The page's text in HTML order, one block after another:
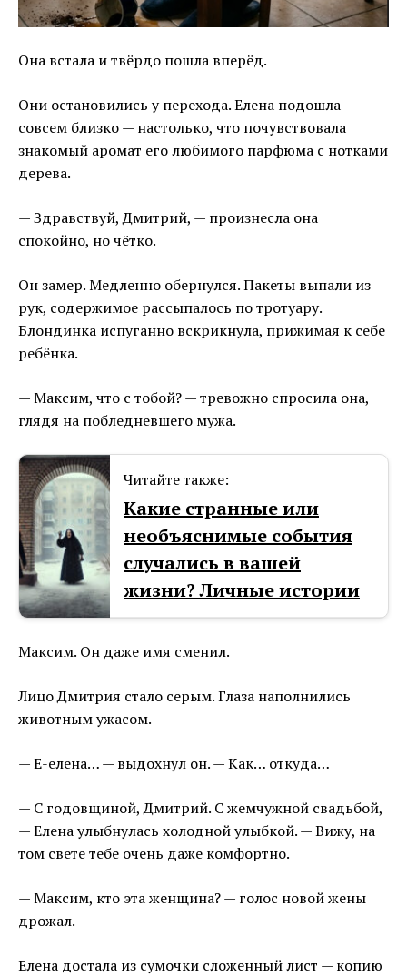
Она встала и твёрдо пошла вперёд.
Они остановились у перехода. Елена подошла
совсем близко — настолько, что почувствовала
знакомый аромат его любимого парфюма с нотками
дерева.
— Здравствуй, Дмитрий, — произнесла она
спокойно, но чётко.
Он замер. Медленно обернулся. Пакеты выпали из
рук, содержимое рассыпалось по тротуару.
Блондинка испуганно вскрикнула, прижимая к себе
ребёнка.
— Максим, что с тобой? — тревожно спросила она,
глядя на побледневшего мужа.
Читайте также:
Какие странные или
необъяснимые события
случались в вашей
жизни? Личные истории
Максим. Он даже имя сменил.
Лицо Дмитрия стало серым. Глаза наполнились
животным ужасом.
— Е-елена… — выдохнул он. — Как… откуда…
— С годовщиной, Дмитрий. С жемчужной свадьбой,
— Елена улыбнулась холодной улыбкой. — Вижу, на
том свете тебе очень даже комфортно.
— Максим, кто эта женщина? — голос новой жены
дрожал.
Елена достала из сумочки сложенный лист — копию